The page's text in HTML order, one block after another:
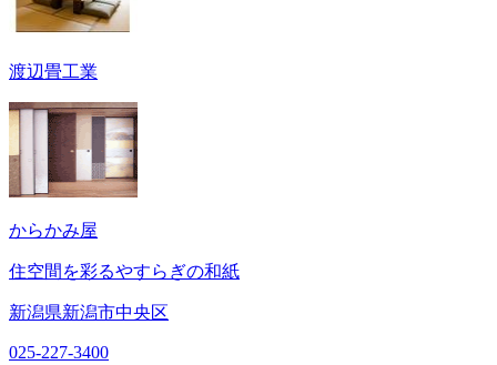
渡辺畳工業
からかみ屋
住空間を彩るやすらぎの和紙
新潟県新潟市中央区
025-227-3400